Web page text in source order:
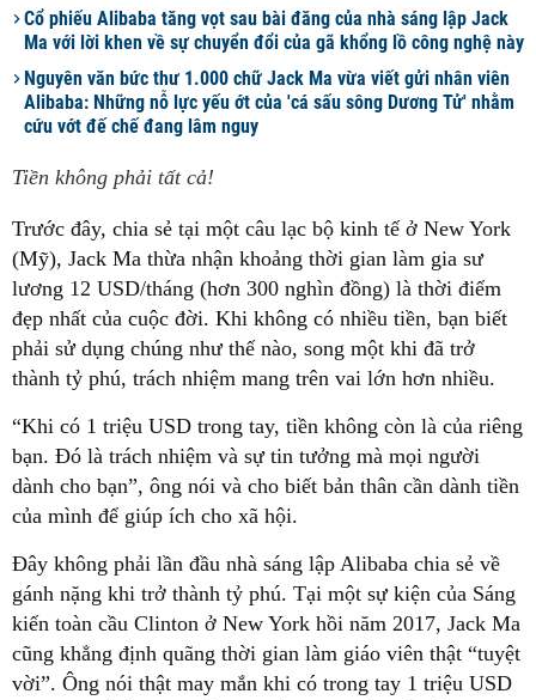
Cổ phiếu Alibaba tăng vọt sau bài đăng của nhà sáng lập Jack
Ma với lời khen về sự chuyển đổi của gã khổng lồ công nghệ này
Nguyên văn bức thư 1.000 chữ Jack Ma vừa viết gửi nhân viên
Alibaba: Những nỗ lực yếu ớt của 'cá sấu sông Dương Tử' nhằm
cứu vớt đế chế đang lâm nguy
Tiền không phải tất cả!
Trước đây, chia sẻ tại một câu lạc bộ kinh tế ở New York
(Mỹ), Jack Ma thừa nhận khoảng thời gian làm gia sư
lương 12 USD/tháng (hơn 300 nghìn đồng) là thời điểm
đẹp nhất của cuộc đời. Khi không có nhiều tiền, bạn biết
phải sử dụng chúng như thế nào, song một khi đã trở
thành tỷ phú, trách nhiệm mang trên vai lớn hơn nhiều.
“Khi có 1 triệu USD trong tay, tiền không còn là của riêng
bạn. Đó là trách nhiệm và sự tin tưởng mà mọi người
dành cho bạn”, ông nói và cho biết bản thân cần dành tiền
của mình để giúp ích cho xã hội.
Đây không phải lần đầu nhà sáng lập Alibaba chia sẻ về
gánh nặng khi trở thành tỷ phú. Tại một sự kiện của Sáng
kiến toàn cầu Clinton ở New York hồi năm 2017, Jack Ma
cũng khẳng định quãng thời gian làm giáo viên thật “tuyệt
vời”. Ông nói thật may mắn khi có trong tay 1 triệu USD